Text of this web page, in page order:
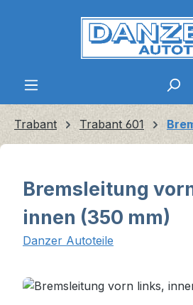
Zum Hauptinhalt springen
Trabant Trabant 601
Bremsleitung
innen (350 mm)
Danzer Autoteile
Bildergalerie überspringen